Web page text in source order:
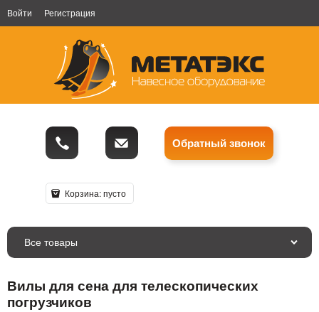
Войти Регистрация
Обратный звонок
Корзина:пусто
Все товары
Вилы для сена для телескопических
погрузчиков